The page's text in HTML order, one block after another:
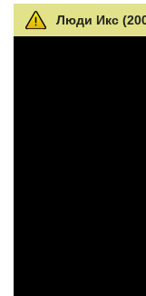
Люди Икс